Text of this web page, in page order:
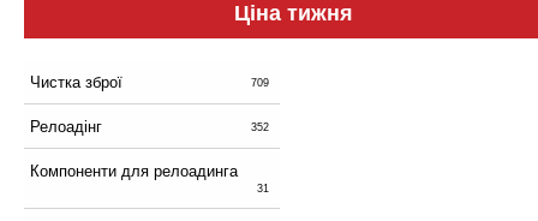
Ціна тижня
Чистка зброї 709
Релоадінг 352
Компоненти для релоадинга
31